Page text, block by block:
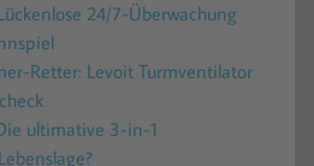
24/7-Überwachung
Retter: Levoit Turmventilator
ultimative 3-in-1